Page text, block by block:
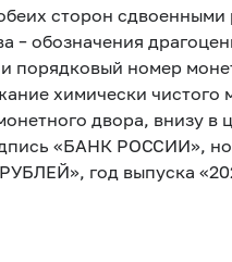
сторон сдвоенными
– обозначения
порядковый номер
химически чистого
двора, внизу в
«БАНК РОССИИ»,
год выпуска